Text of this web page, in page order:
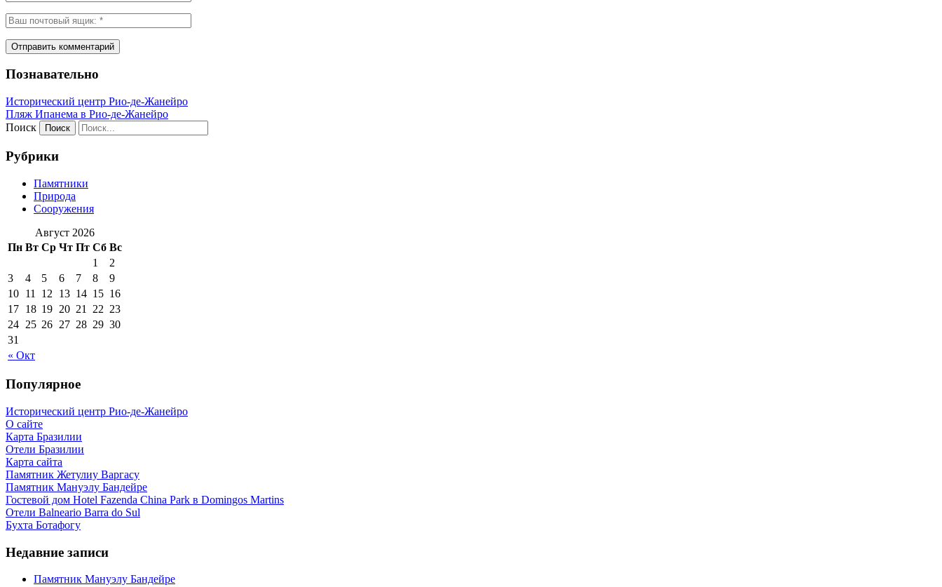
Познавательно
Исторический центр Рио-де-Жанейро
Пляж Ипанема в Рио-де-Жанейро
Поиск
Рубрики
Памятники
Природа
Сооружения
Август 2026
Пн Вт Ср Чт Пт Сб Вс
« Окт
1
2
3
4 5 6 7 8
9
10 11 12 13 14 15 16
17 18 19 20 21 22 23
24 25 26 27 28 29 30
31
Популярное
Исторический центр Рио-де-Жанейро
О сайте
Карта Бразилии
Отели Бразилии
Карта сайта
Памятник Жетулиу Варгасу
Памятник Мануэлу Бандейре
Гостевой дом Hotel Fazenda China Park в Domingos Martins
Отели Balneario Barra do Sul
Бухта Ботафогу
Недавние записи
Памятник Мануэлу Бандейре